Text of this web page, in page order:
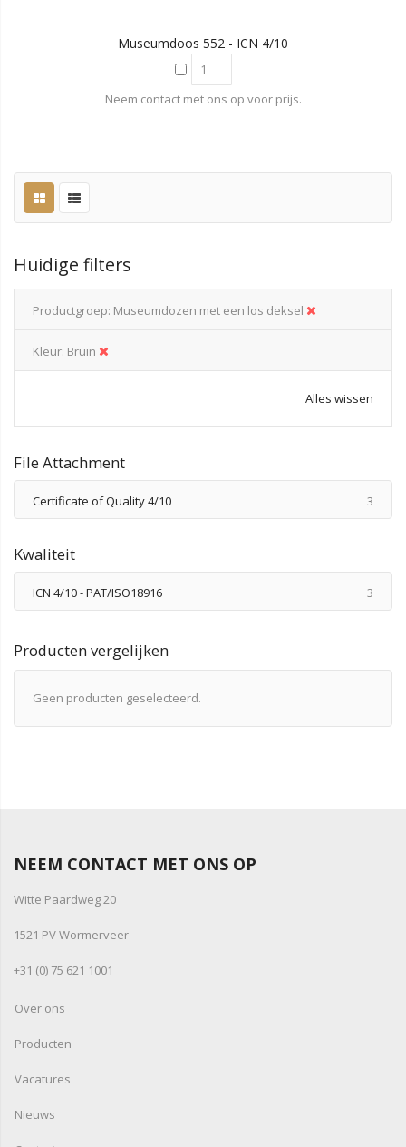
Museumdoos 552 - ICN 4/10
Neem contact met ons op voor prijs.
Huidige filters
Productgroep Museumdozen met een los deksel
Kleur Bruin
Alles wissen
File Attachment
Certificate of Quality 4/10 3
Kwaliteit
ICN 4/10 - PAT/ISO18916 3
Producten vergelijken
Geen producten geselecteerd.
NEEM CONTACT MET ONS OP
Witte Paardweg 20
1521 PV Wormerveer
+31 (0) 75 621 1001
Over ons
Producten
Vacatures
Nieuws